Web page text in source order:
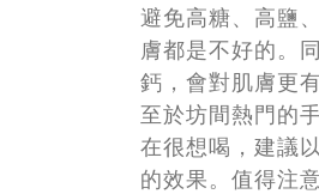
避免高糖、高鹽
膚都是不好的。
鈣，會對肌膚更有
至於坊間熱門的
在很想喝，建議
的效果。值得注